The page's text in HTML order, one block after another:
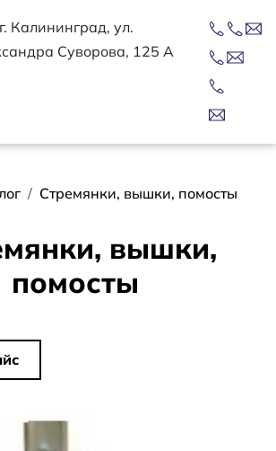
г. Калининград, ул.
Суворова, 125 А
Стремянки, вышки, помосты
вышки,
помосты